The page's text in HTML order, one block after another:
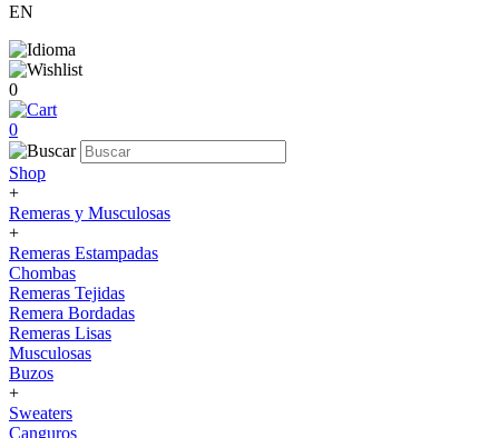
EN
0
0
Shop
+
Remeras y Musculosas
+
Remeras Estampadas
Chombas
Remeras Tejidas
Remera Bordadas
Remeras Lisas
Musculosas
Buzos
+
Sweaters
Canguros